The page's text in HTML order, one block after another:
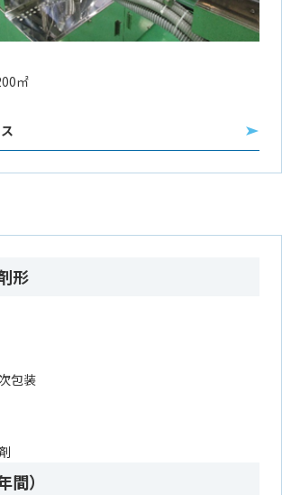
㎡
形
包装
）